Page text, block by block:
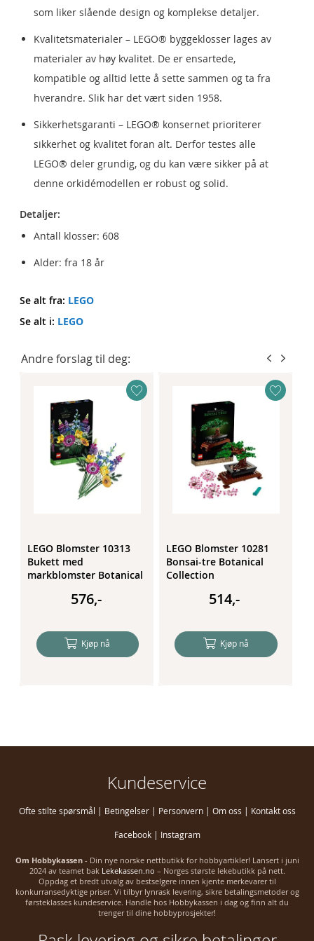
som liker slående design og komplekse detaljer.
Kvalitetsmaterialer – LEGO® byggeklosser lages av
materialer av høy kvalitet. De er ensartede,
kompatible og alltid lette å sette sammen og ta fra
hverandre. Slik har det vært siden 1958.
Sikkerhetsgaranti – LEGO® konsernet prioriterer
sikkerhet og kvalitet foran alt. Derfor testes alle
LEGO® deler grundig, og du kan være sikker på at
denne orkidémodellen er robust og solid.
Detaljer:
Antall klosser: 608
Alder: fra 18 år
Se alt fra: LEGO
Se alt i: LEGO
Andre forslag til deg:
LEGO Blomster 10313
Bukett med
markblomster Botanical
576,-
Kjøp nå
LEGO Blomster 10281
Bonsai-tre Botanical
Collection
514,-
Kjøp nå
Kundeservice
Ofte stilte spørsmål | Betingelser| Personvern | Om oss | Kontakt oss
Facebook| Instagram
Om Hobbykassen- Din nye norske nettbutikk for hobbyartikler! Lansert i juni
2024 av teamet bak Lekekassen.no – Norges største lekebutikk på nett.
Oppdag et bredt utvalg av bestselgere innen kjente merkevarer til
konkurransedyktige priser. Vi tilbyr lynrask levering, sikre betalingsmetoder og
førsteklasses kundeservice. Handle hos Hobbykassen i dag og finn alt du
trenger til dine hobbyprosjekter!